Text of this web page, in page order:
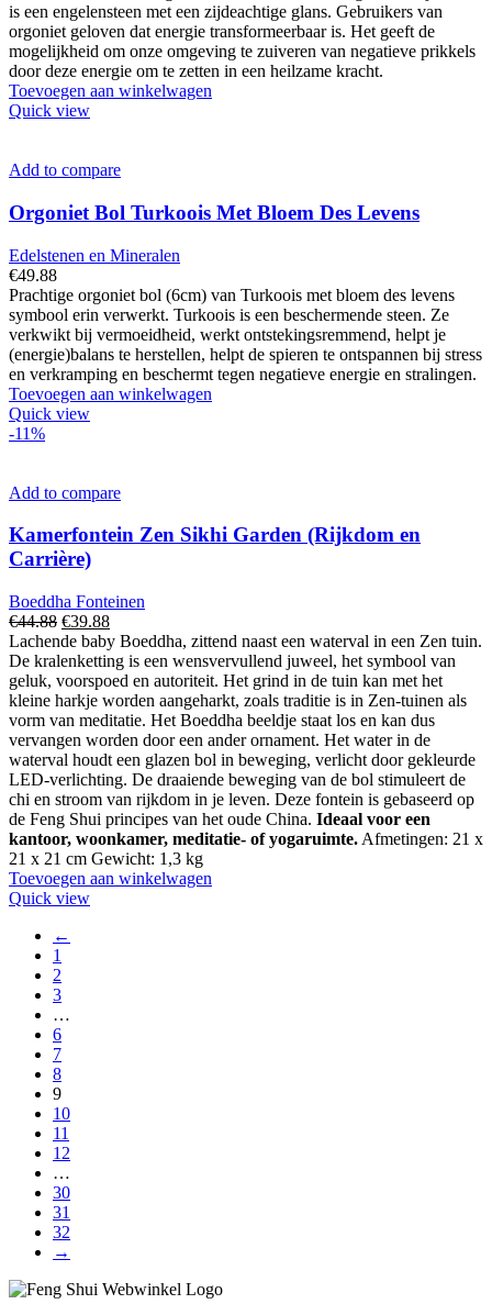
is een engelensteen met een zijdeachtige glans. Gebruikers van
orgoniet geloven dat energie transformeerbaar is. Het geeft de
mogelijkheid om onze omgeving te zuiveren van negatieve prikkels
door deze energie om te zetten in een heilzame kracht.
Toevoegen aan winkelwagen
Quick view
Add to compare
Orgoniet Bol Turkoois Met Bloem Des Levens
Edelstenen en Mineralen
€49.88
Prachtige orgoniet bol (6cm) van Turkoois met bloem des levens
symbool erin verwerkt. Turkoois is een beschermende steen. Ze
verkwikt bij vermoeidheid, werkt ontstekingsremmend, helpt je
(energie)balans te herstellen, helpt de spieren te ontspannen bij stress
en verkramping en beschermt tegen negatieve energie en stralingen.
Toevoegen aan winkelwagen
Quick view
-11%
Add to compare
Kamerfontein Zen Sikhi Garden (Rijkdom en
Carrière)
Boeddha Fonteinen
€44.88 Oorspronkelijke
prijs
was:
€44.88.
€39.88Huidige
prijs
is:
€39.88.
Lachende baby Boeddha, zittend naast een waterval in een Zen tuin.
De kralenketting is een wensvervullend juweel, het symbool van
geluk, voorspoed en autoriteit. Het grind in de tuin kan met het
kleine harkje worden aangeharkt, zoals traditie is in Zen-tuinen als
vorm van meditatie. Het Boeddha beeldje staat los en kan dus
vervangen worden door een ander ornament. Het water in de
waterval houdt een glazen bol in beweging, verlicht door gekleurde
LED-verlichting. De draaiende beweging van de bol stimuleert de
chi en stroom van rijkdom in je leven. Deze fontein is gebaseerd op
de Feng Shui principes van het oude China. Ideaal voor een
kantoor, woonkamer, meditatie- of yogaruimte. Afmetingen: 21 x
21 x 21 cm Gewicht: 1,3 kg
Toevoegen aan winkelwagen
Quick view
←
1
2
3
…
6
7
8
9
10
11
12
…
30
31
32
→